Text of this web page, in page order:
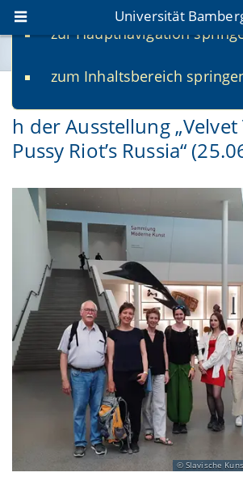
zur Hauptnavigation
zum Inhaltsbereich
Universität
www.uni-bamberg.de
univis.uni-bamberg.de
Exkursion nach
h der Ausstellung
Pussy Riot’s Russia“
Slavische